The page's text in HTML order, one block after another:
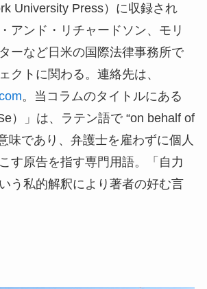
University Press）に収録され
アンド・リチャードソン、モリ
ーなど日米の国際法律事務所で
クトに関わる。連絡先は、
。当コラムのタイトルにある
）」は、ラテン語で “on behalf of
味であり、弁護士を雇わずに個人
す原告を指す専門用語。「自力
う私的解釈により著者の好む言